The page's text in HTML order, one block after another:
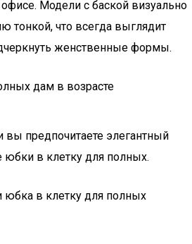
Модели с баской визуально
тонкой, что всегда выглядит
женственные формы.
вы предпочитаете элегантный
юбки в клетку для полных.
в клетку для полных